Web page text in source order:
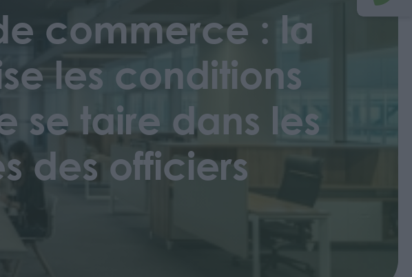
commerce : la
les conditions
se taire dans les
des officiers